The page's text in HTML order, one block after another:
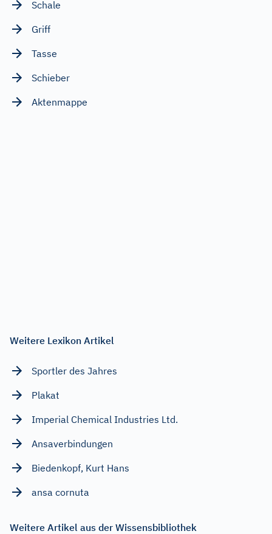
Schale
Griff
Tasse
Schieber
Aktenmappe
Weitere Lexikon Artikel
Sportler des Jahres
Plakat
Imperial Chemical Industries Ltd.
Ansaverbindungen
Biedenkopf, Kurt Hans
ansa cornuta
Weitere Artikel aus der Wissensbibliothek